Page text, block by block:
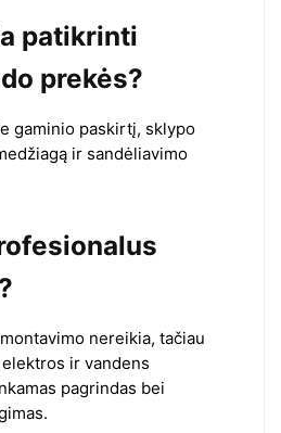
patikrinti
prekės?
gaminio paskirtį, sklypo
ir sandėliavimo
nereikia, tačiau
ir vandens
pagrindas bei